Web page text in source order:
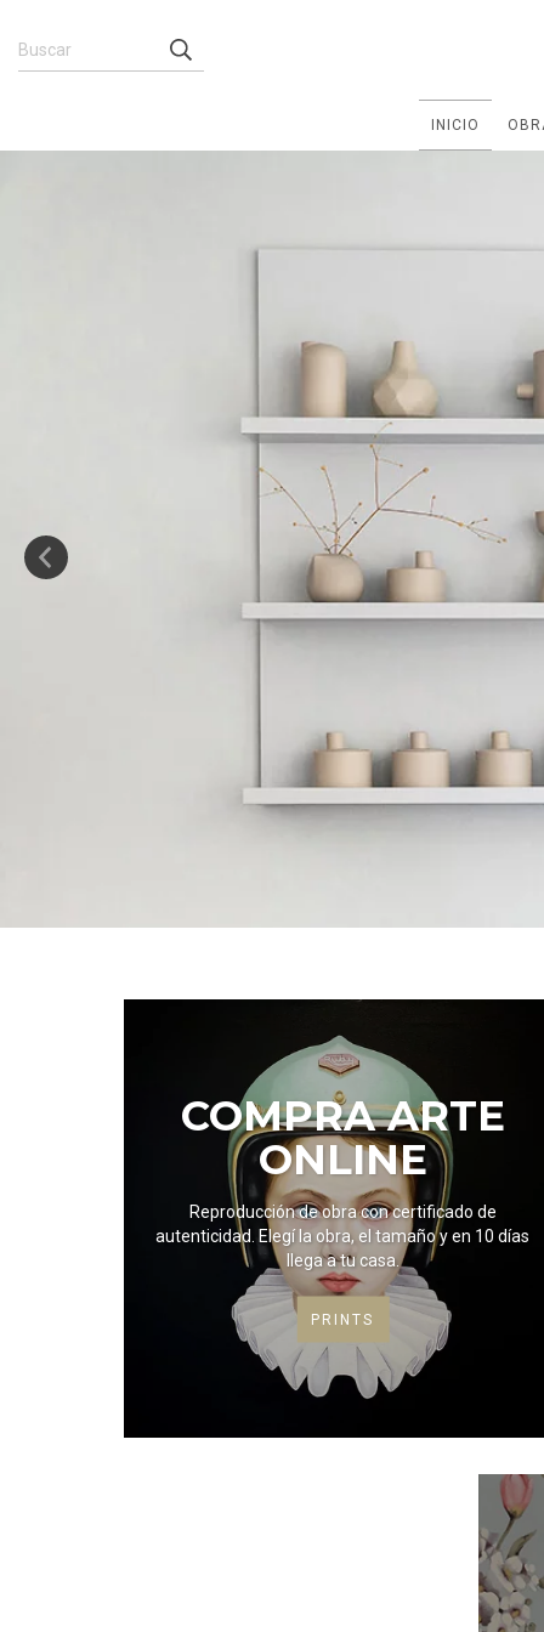
INICIO
COMPRA ARTE
ONLINE
Reproducción de obra con certificado de
autenticidad. Elegí la obra, el tamaño y en 10 días
llega a tu casa.
PRINTS